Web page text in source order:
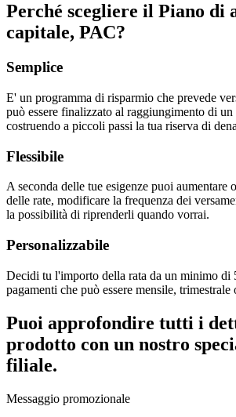
Perché scegliere il Piano di
capitale, PAC?
Semplice
E' un programma di risparmio che prevede
può essere finalizzato al raggiungimento di
costruendo a piccoli passi la tua riserva di
Flessibile
A seconda delle tue esigenze puoi
delle rate, modificare la frequenza dei
la possibilità di riprenderli quando vorrai.
Personalizzabile
Decidi tu l'importo della rata da un minimo di
pagamenti che può essere mensile, trimestrale
Puoi approfondire tutti i
prodotto con un nostro
filiale.
Messaggio promozionale